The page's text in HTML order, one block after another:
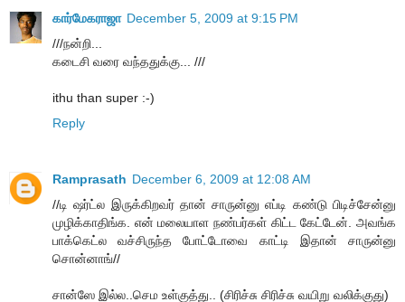
கார்மேகராஜா December 5, 2009 at 9:15 PM
///நன்றி...
கடைசி வரை வந்ததுக்கு... ///
ithu than super :-)
Reply
Ramprasath December 6, 2009 at 12:08 AM
//டி ஷர்ட்ல இருக்கிறவர் தான் சாருன்னு எப்டி கண்டு பிடிச்சேன்னு
முழிக்காதிங்க. என் மலையாள நண்பர்கள் கிட்ட கேட்டேன். அவங்க
பாக்கெட்ல வச்சிருந்த போட்டோவை காட்டி இதான் சாருன்னு
சொன்னாங்//
சான்ஸே இல்ல..செம உள்குத்து.. (சிரிச்சு சிரிச்சு வயிறு வலிக்குது)